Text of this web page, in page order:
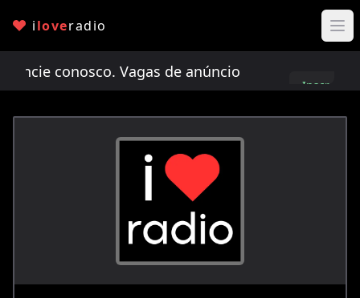
iloveradio
conosco. Vagas de anúncio limitadas!
Inscreva-